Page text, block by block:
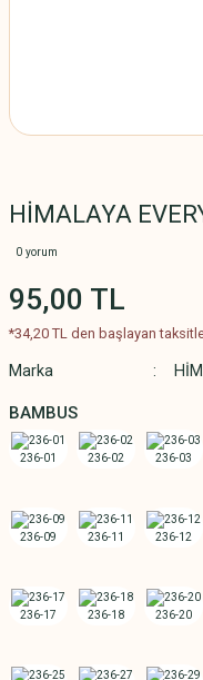
HİMALAYA
0 yorum
95,00 TL
*34,20 TL den başlayan
Marka
BAMBUS